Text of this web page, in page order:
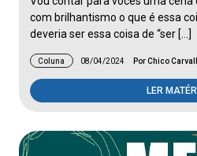
com brilhantismo o que é essa
deveria ser essa coisa de “ser […]
Coluna 08/04/2024 Por Chico
LER